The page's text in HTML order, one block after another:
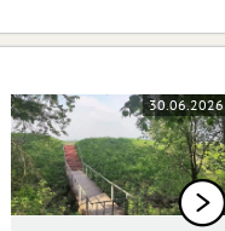
30.06.2026